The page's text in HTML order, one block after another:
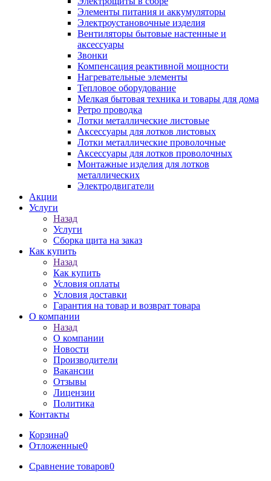
Элементы питания и аккумуляторы
Электроустановочные изделия
Вентиляторы бытовые настенные и
аксессуары
Звонки
Компенсация реактивной мощности
Нагревательные элементы
Тепловое оборудование
Мелкая бытовая техника и товары для дома
Ретро проводка
Лотки металлические листовые
Аксессуары для лотков листовых
Лотки металлические проволочные
Аксессуары для лотков проволочных
Монтажные изделия для лотков
металлических
Электродвигатели
Акции
Услуги
Назад
Услуги
Сборка щита на заказ
Как купить
Назад
Как купить
Условия оплаты
Условия доставки
Гарантия на товар и возврат товара
О компании
Назад
О компании
Новости
Производители
Вакансии
Отзывы
Лицензии
Политика
Контакты
Корзина0
Отложенные0
Сравнение товаров0